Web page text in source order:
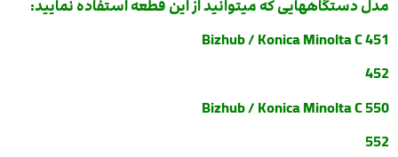
مدل دستگاههایی که میتوانید از این قطعه استفاده نمایید:
Bizhub / Konica Minolta C 451
452
Bizhub / Konica Minolta C 550
552